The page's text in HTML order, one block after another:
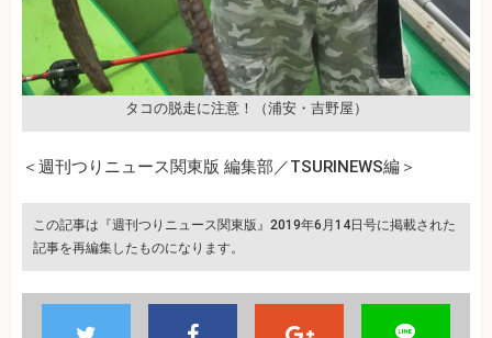
タコの脱走に注意！（浦安・吉野屋）
＜週刊つりニュース関東版 編集部／TSURINEWS編＞
この記事は『週刊つりニュース関東版』2019年6月14日号に掲載された
記事を再編集したものになります。